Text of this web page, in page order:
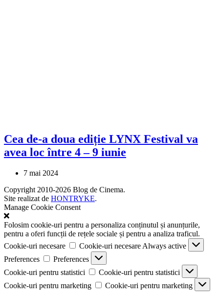
Cea de-a doua ediție LYNX Festival va
avea loc între 4 – 9 iunie
7 mai 2024
Copyright 2010-2026 Blog de Cinema.
Site realizat de HONTRYKE.
Manage Cookie Consent
Folosim cookie-uri pentru a personaliza conținutul și anunțurile,
pentru a oferi funcții de rețele sociale și pentru a analiza traficul.
Cookie-uri necesare
Cookie-uri necesare Always active
Preferences
Preferences
Cookie-uri pentru statistici
Cookie-uri pentru statistici
Cookie-uri pentru marketing
Cookie-uri pentru marketing